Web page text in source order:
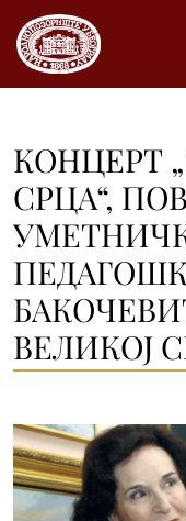
КОНЦЕРТ
СРЦА“,
ВЕЛИКОЈ